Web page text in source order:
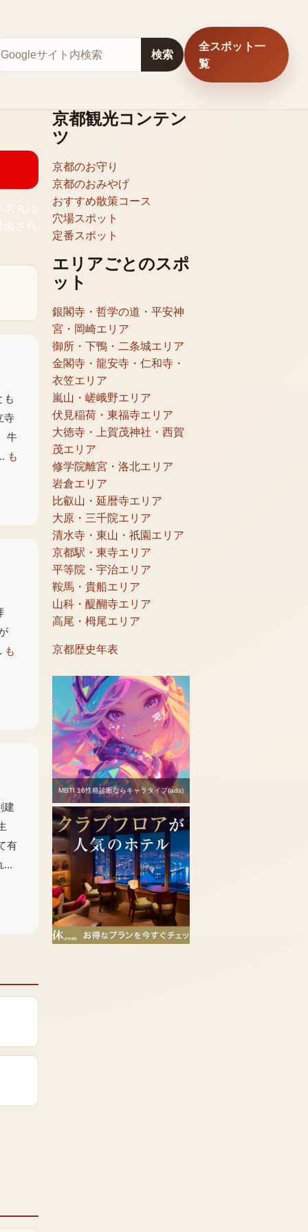
ト内検索
検索
全スポット一
覧
若丸ゆ
縮され
も
寺
牛
も
も
建
有
...
京都観光コンテン
ツ
京都のお守り
京都のおみやげ
おすすめ散策コース
穴場スポット
定番スポット
エリアごとのスポ
ット
銀閣寺・哲学の道・平安神
宮・岡崎エリア
御所・下鴨・二条城エリア
金閣寺・龍安寺・仁和寺・
衣笠エリア
嵐山・嵯峨野エリア
伏見稲荷・東福寺エリア
大徳寺・上賀茂神社・西賀
茂エリア
修学院離宮・洛北エリア
岩倉エリア
比叡山・延暦寺エリア
大原・三千院エリア
清水寺・東山・祇園エリア
京都駅・東寺エリア
平等院・宇治エリア
鞍馬・貴船エリア
山科・醍醐寺エリア
高尾・栂尾エリア
京都歴史年表
MBTI 16性格診断ならキャラタイプ(ads)